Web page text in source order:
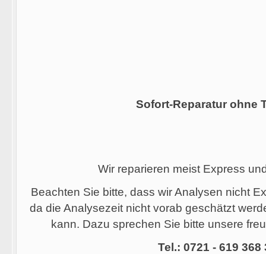
Sofort-Reparatur ohne
Wir reparieren meist Express
Beachten Sie bitte, dass wir Analysen nicht
da die Analysezeit nicht vorab geschätzt
kann. Dazu sprechen Sie bitte unsere
Tel.: 0721 - 619 368